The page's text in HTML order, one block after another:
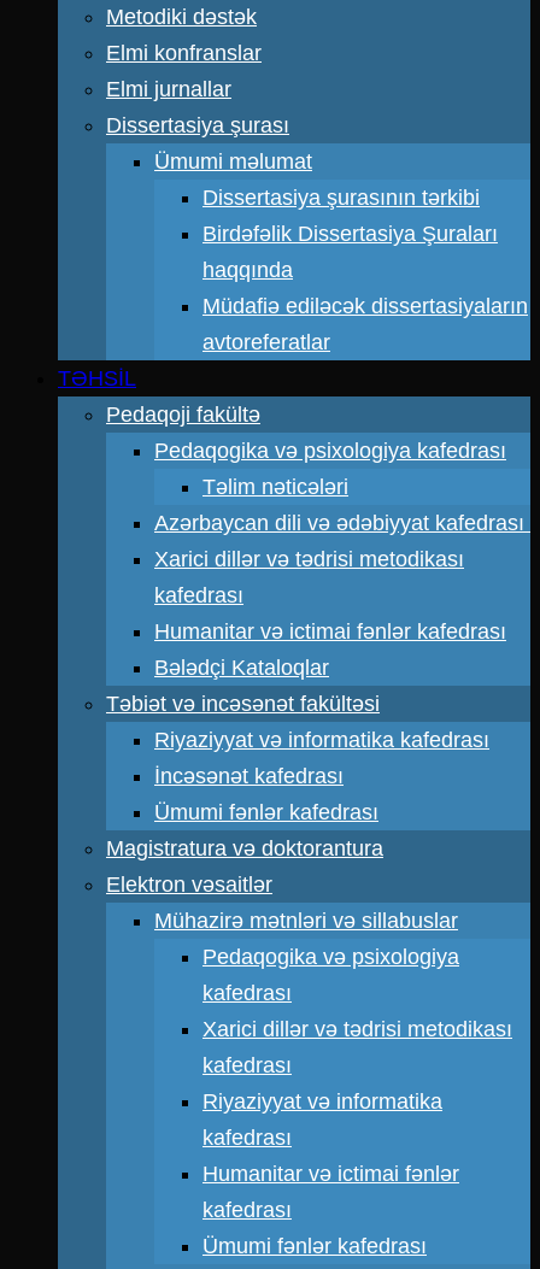
Metodiki dəstək
Elmi konfranslar
Elmi jurnallar
Dissertasiya şurası
Ümumi məlumat
Dissertasiya şurasının tərkibi
Birdəfəlik Dissertasiya Şuraları
haqqında
Müdafiə ediləcək dissertasiyaların
avtoreferatlar
TƏHSİL
Pedaqoji fakültə
Pedaqogika və psixologiya kafedrası
Təlim nəticələri
Azərbaycan dili və ədəbiyyat kafedrası
Xarici dillər və tədrisi metodikası
kafedrası
Humanitar və ictimai fənlər kafedrası
Bələdçi Kataloqlar
Təbiət və incəsənət fakültəsi
Riyaziyyat və informatika kafedrası
İncəsənət kafedrası
Ümumi fənlər kafedrası
Magistratura və doktorantura
Elektron vəsaitlər
Mühazirə mətnləri və sillabuslar
Pedaqogika və psixologiya
kafedrası
Xarici dillər və tədrisi metodikası
kafedrası
Riyaziyyat və informatika
kafedrası
Humanitar və ictimai fənlər
kafedrası
Ümumi fənlər kafedrası